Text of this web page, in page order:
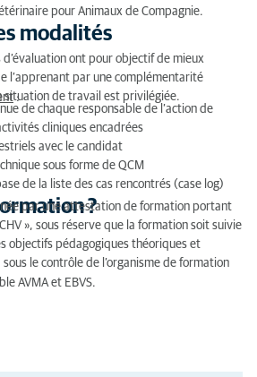
pour Animaux de Compagnie.
modalités
ont pour objectif de mieux
l’apprenant par une complémentarité
situation de travail est privilégiée.
:
de chaque responsable de l’action de
cliniques encadrées
avec le candidat
sous forme de QCM
de la liste des cas rencontrés (case log)
?
par une attestation de formation portant
», sous réserve que la formation soit suivie
objectifs pédagogiques théoriques et
le contrôle de l’organisme de formation
AVMA et EBVS.